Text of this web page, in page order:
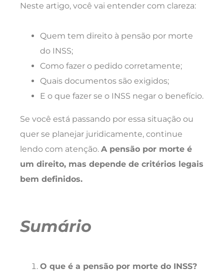
Neste artigo, você vai entender com clareza:
Quem tem direito à pensão por morte
do INSS;
Como fazer o pedido corretamente;
Quais documentos são exigidos;
E o que fazer se o INSS negar o benefício.
Se você está passando por essa situação ou
quer se planejar juridicamente, continue
lendo com atenção. A pensão por morte é
um direito, mas depende de critérios legais
bem definidos.
Sumário
O que é a pensão por morte do INSS?